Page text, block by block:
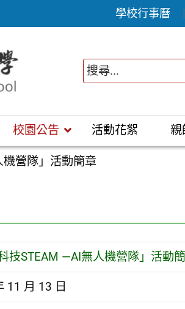
學校行事曆
校園公告 活動花絮 親
機營隊」活動簡章
科技STEAM —AI無人機營隊」活動
11 月 13 日